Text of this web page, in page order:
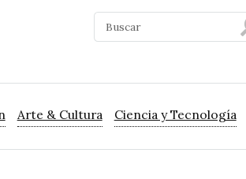
Arte & Cultura Ciencia y Tecnología